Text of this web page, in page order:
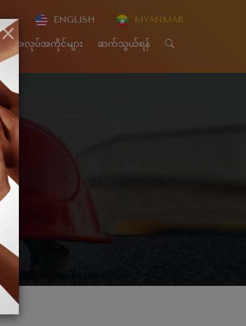
ENGLISH MYANMAR
အလုပ်အကိုင်များ ဆက်သွယ်ရန်
×